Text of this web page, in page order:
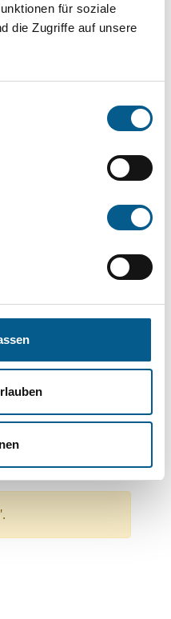
für soziale
die Zugriffe auf unsere
Suchen